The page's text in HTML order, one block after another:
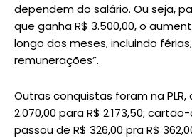
dependem do salário. Ou seja,
que ganha R$ 3.500,00, o
longo dos meses, incluindo
remunerações”.
Outras conquistas foram na
2.070,00 para R$ 2.173,50;
passou de R$ 326,00 pra R$